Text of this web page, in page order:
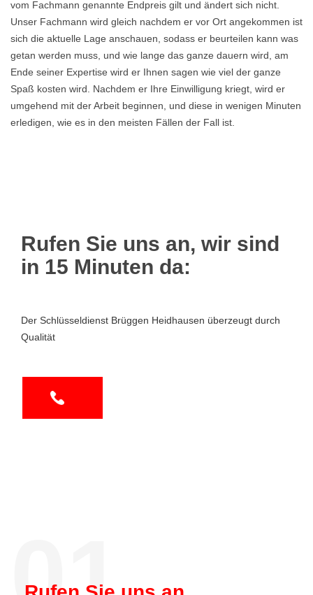
vom Fachmann genannte Endpreis gilt und ändert sich nicht.
Unser Fachmann wird gleich nachdem er vor Ort angekommen ist
sich die aktuelle Lage anschauen, sodass er beurteilen kann was
getan werden muss, und wie lange das ganze dauern wird, am
Ende seiner Expertise wird er Ihnen sagen wie viel der ganze
Spaß kosten wird. Nachdem er Ihre Einwilligung kriegt, wird er
umgehend mit der Arbeit beginnen, und diese in wenigen Minuten
erledigen, wie es in den meisten Fällen der Fall ist.
Rufen Sie uns an, wir sind
in 15 Minuten da:
Der Schlüsseldienst Brüggen Heidhausen überzeugt durch
Qualität